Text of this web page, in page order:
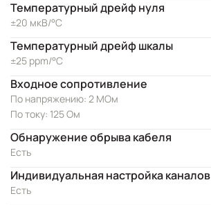
Температурный дрейф нуля
±20 мкВ/°C
Температурный дрейф шкалы
±25 ppm/°C
Входное сопротивление
По напряжению: 2 МОм
По току: 125 Ом
Обнаружение обрыва кабеля
Есть
Индивидуальная настройка каналов
Есть